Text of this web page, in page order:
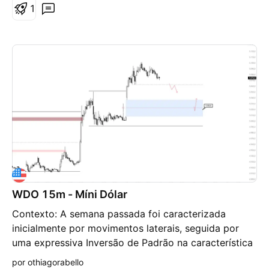
chegar até seu(s) alvo(s) de baixa.
1
WDO 15m - Míni Dólar
Contexto: A semana passada foi caracterizada
inicialmente por movimentos laterais, seguida por
uma expressiva Inversão de Padrão na característica
de movimentação do ativo do meio da semana em
por othiagorabello